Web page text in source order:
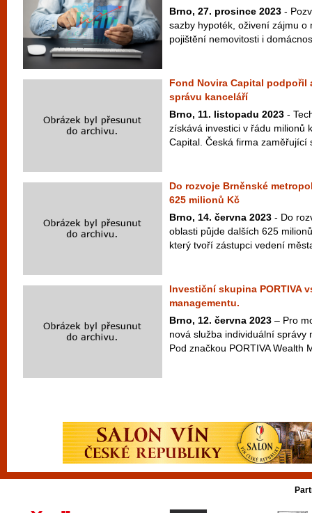
Brno, 27. prosince 2023 -
sazby hypoték, oživení zájmu o
pojištění nemovitosti i
Fond Novira Capital
správu kanceláří
Brno, 11. listopadu 2023 -
získává investici v řádu milionů
Capital. Česká firma zaměřující
Do rozvoje Brněnské
625 milionů Kč
Brno, 14. června 2023 - Do
oblasti půjde dalších 625
který tvoří zástupci vedení
Investiční skupina PORTIVA
managementu.
Brno, 12. června 2023 – Pro
nová služba individuální správy
Pod značkou PORTIVA Wealth